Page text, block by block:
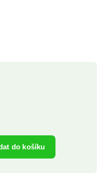
do košíku